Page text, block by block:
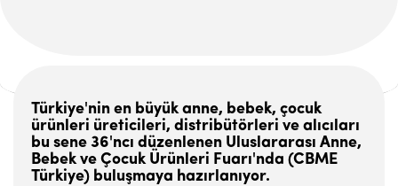
Türkiye'nin en büyük anne, bebek, çocuk
ürünleri üreticileri, distribütörleri ve alıcıları
bu sene 36'ncı düzenlenen Uluslararası Anne,
Bebek ve Çocuk Ürünleri Fuarı'nda (CBME
Türkiye) buluşmaya hazırlanıyor.